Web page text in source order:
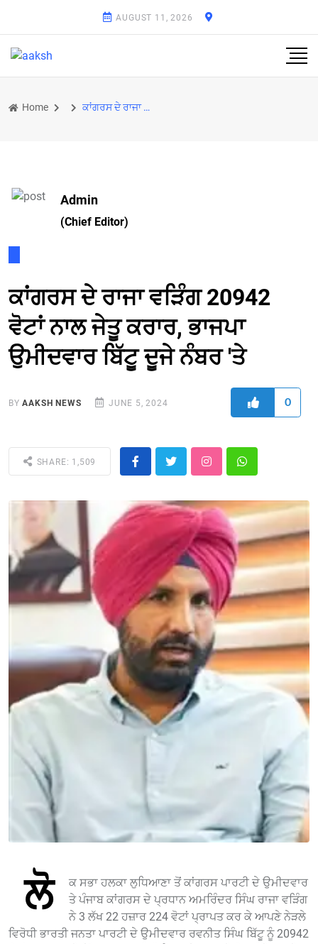
AUGUST 11, 2026
Home ਕਾਂਗਰਸ ਦੇ ਰਾਜਾ ਵੜਿੰਗ 20942 ਵੋਟਾਂ ਨਾਲ ਜੇਤੂ ਕਰਾਰ, ਭਾਜਪਾ ਉਮੀਦਵਾਰ ਬਿੱਟੂ ਦੂਜੇ ਨੰਬਰ 'ਤੇ
Admin
(Chief Editor)
ਕਾਂਗਰਸ ਦੇ ਰਾਜਾ ਵੜਿੰਗ 20942
ਵੋਟਾਂ ਨਾਲ ਜੇਤੂ ਕਰਾਰ, ਭਾਜਪਾ
ਉਮੀਦਵਾਰ ਬਿੱਟੂ ਦੂਜੇ ਨੰਬਰ 'ਤੇ
BYAAKSH NEWS JUNE 5, 2024 0
SHARE: 1,509
ਲੋ
ਕ ਸਭਾ ਹਲਕਾ ਲੁਧਿਆਣਾ ਤੋਂ ਕਾਂਗਰਸ ਪਾਰਟੀ ਦੇ ਉਮੀਦਵਾਰ
ਤੇ ਪੰਜਾਬ ਕਾਂਗਰਸ ਦੇ ਪ੍ਰਧਾਨ ਅਮਰਿੰਦਰ ਸਿੰਘ ਰਾਜਾ ਵੜਿੰਗ
ਨੇ 3 ਲੱਖ 22 ਹਜ਼ਾਰ 224 ਵੋਟਾਂ ਪ੍ਰਾਪਤ ਕਰ ਕੇ ਆਪਣੇ ਨੇੜਲੇ
ਵਿਰੋਧੀ ਭਾਰਤੀ ਜਨਤਾ ਪਾਰਟੀ ਦੇ ਉਮੀਦਵਾਰ ਰਵਨੀਤ ਸਿੰਘ ਬਿੱਟੂ ਨੂੰ 20942